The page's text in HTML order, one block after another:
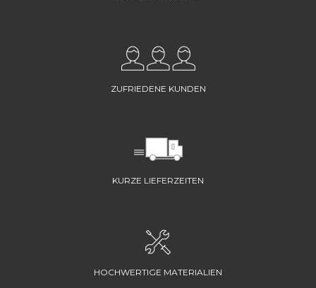
ZUFRIEDENE KUNDEN
KURZE LIEFERZEITEN
HOCHWERTIGE MATERIALIEN